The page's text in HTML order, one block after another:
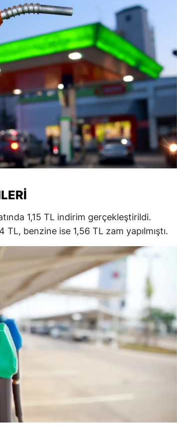
1,15 TL indirim gerçekleştirildi.
benzine ise 1,56 TL zam yapılmıştı.